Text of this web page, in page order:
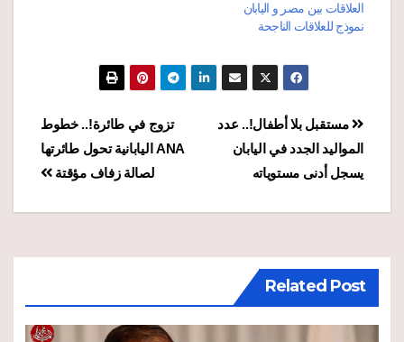
العلاقات بين مصر و اليابان
نموذج للعلاقات الناجحة
تصفّح
المقالات
تزوج في طائرة!.. خطوط
ANA اليابانية تحول طائرتها
لصالة زفاف مؤقتة
مستقبل بلا أطفال!.. عدد
المواليد الجدد في اليابان
يسجل أدنى مستوياته
Related Post